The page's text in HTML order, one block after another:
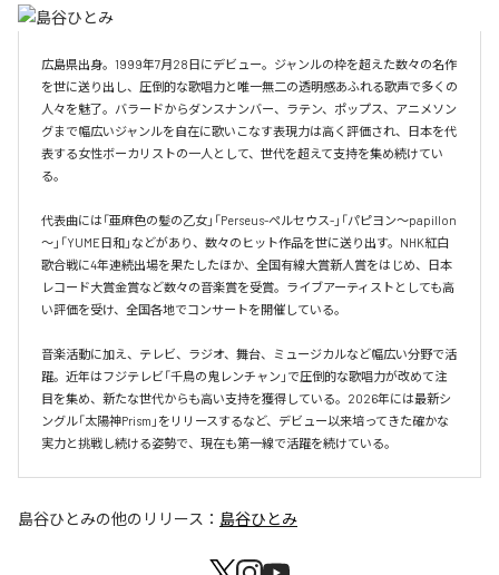
広島県出身。1999年7月28日にデビュー。ジャンルの枠を超えた数々の名作
を世に送り出し、圧倒的な歌唱力と唯一無二の透明感あふれる歌声で多くの
人々を魅了。バラードからダンスナンバー、ラテン、ポップス、アニメソン
グまで幅広いジャンルを自在に歌いこなす表現力は高く評価され、日本を代
表する女性ボーカリストの一人として、世代を超えて支持を集め続けてい
る。
代表曲には「亜麻色の髪の乙女」「Perseus-ペルセウス-」「パピヨン～papillon
～」「YUME日和」などがあり、数々のヒット作品を世に送り出す。NHK紅白
歌合戦に4年連続出場を果たしたほか、全国有線大賞新人賞をはじめ、日本
レコード大賞金賞など数々の音楽賞を受賞。ライブアーティストとしても高
い評価を受け、全国各地でコンサートを開催している。
音楽活動に加え、テレビ、ラジオ、舞台、ミュージカルなど幅広い分野で活
躍。近年はフジテレビ「千鳥の鬼レンチャン」で圧倒的な歌唱力が改めて注
目を集め、新たな世代からも高い支持を獲得している。2026年には最新シ
ングル「太陽神Prism」をリリースするなど、デビュー以来培ってきた確かな
実力と挑戦し続ける姿勢で、現在も第一線で活躍を続けている。
島谷ひとみの他のリリース： 島谷ひとみ